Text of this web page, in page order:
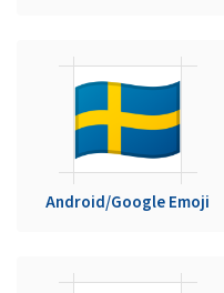
Android/Google Emoji